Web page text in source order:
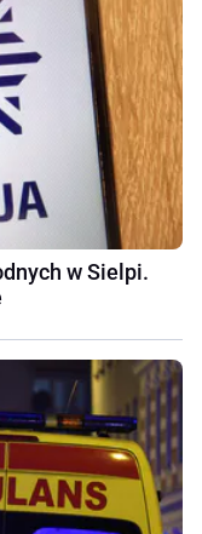
w Sielpi.